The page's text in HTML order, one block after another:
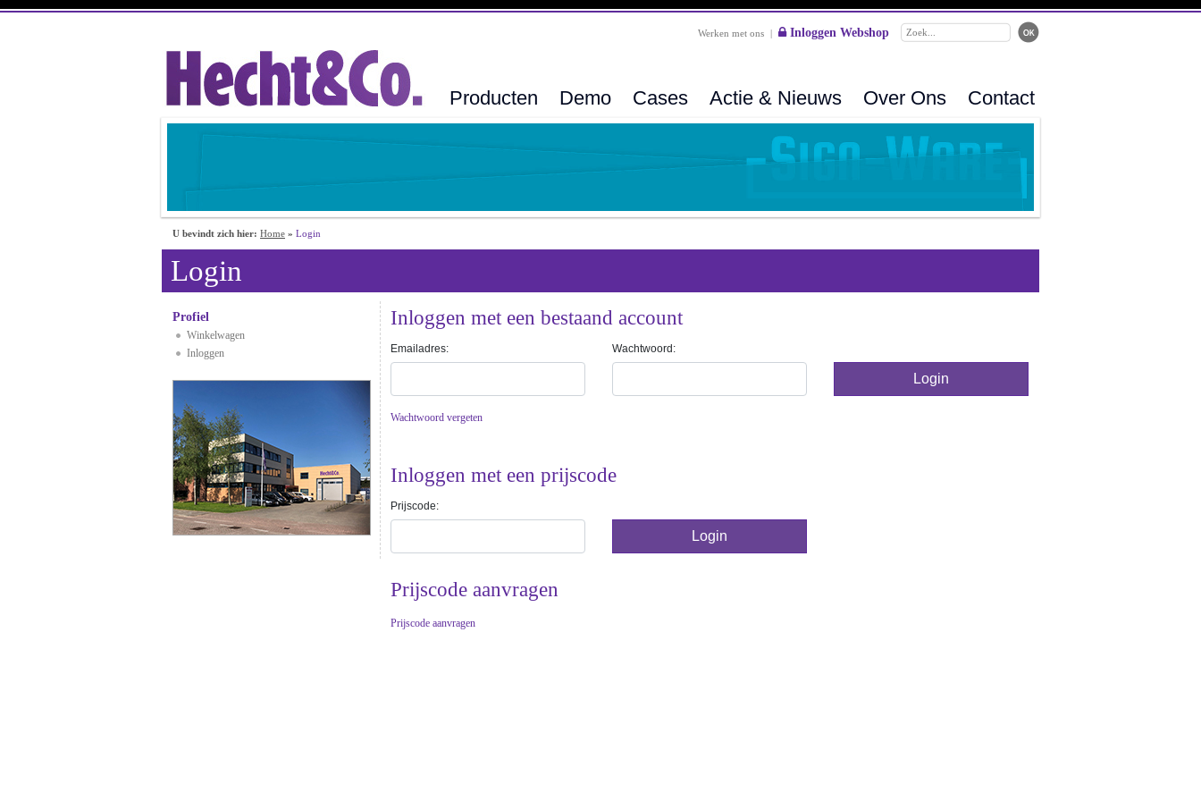
Werken met ons | Inloggen Webshop
Producten Demo Cases Actie & Nieuws Over Ons Contact
U bevindt zich hier: Home » Login
Login
Profiel
Winkelwagen
Inloggen
Inloggen met een bestaand account
Emailadres: Wachtwoord:
Wachtwoord vergeten
Inloggen met een prijscode
Prijscode:
Prijscode aanvragen
Prijscode aanvragen